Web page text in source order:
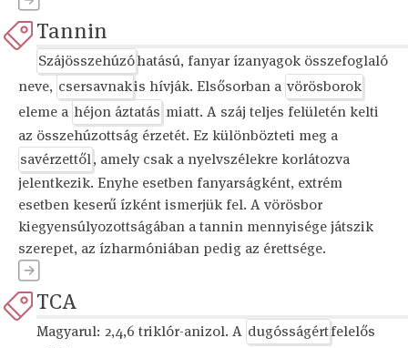
Tannin
Szájösszehúzóhatású, fanyar ízanyagok összefoglaló
neve, csersavnakis hívják. Elsősorban a vörösborok
eleme a héjon áztatás miatt. A száj teljes felületén kelti
az összehúzottság érzetét. Ez különbözteti meg a
savérzettől, amely csak a nyelvszélekre korlátozva
jelentkezik. Enyhe esetben fanyarságként, extrém
esetben keserű ízként ismerjük fel. A vörösbor
kiegyensúlyozottságában a tannin mennyisége játszik
szerepet, az ízharmóniában pedig az érettsége.
TCA
Magyarul: 2,4,6 triklór-anizol. A dugósságértfelelős